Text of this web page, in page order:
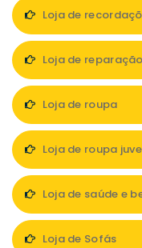
Loja de
Loja de
Loja de roupa
Loja de roupa
Loja de saúde e
Loja de Sofás